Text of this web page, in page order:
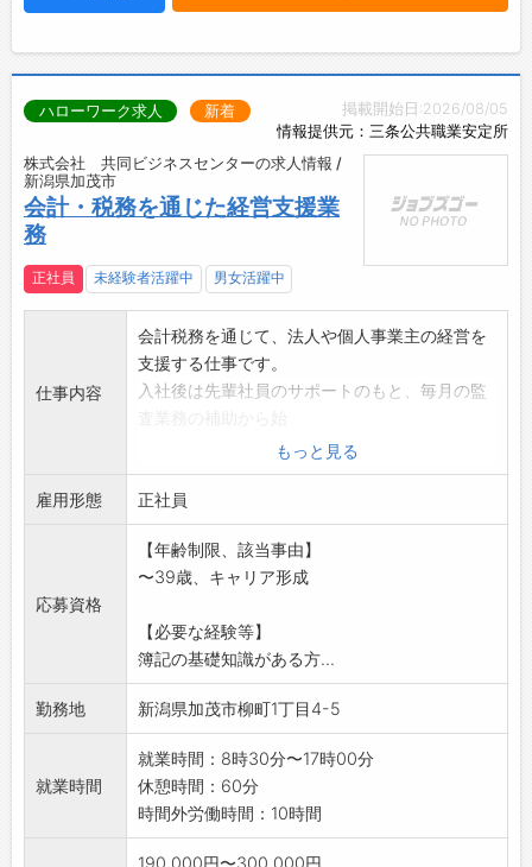
掲載開始日:2026/08/05
情報提供元：三条公共職業安定所
ハローワーク求人 新着
株式会社 共同ビジネスセンターの求人情報 /
新潟県加茂市
会計・税務を通じた経営支援業
務
正社員 未経験者活躍中 男女活躍中
仕事内容
会計税務を通じて、法人や個人事業主の経営を
支援する仕事です。
入社後は先輩社員のサポートのもと、毎月の監
め、会計データの確認や数値の整理を行い、経
営状況を分かりやす
く整理していきます。
業務に慣れてきたら、決算・確定申告業務に加
え、経営者との会話
を大切にしながら、数字の説明や相談対応にも
す。
正確な数値をもとに、経営者と向き合い、安心
して経営判断ができ
るよう支えていく仕事です。
に取り組める環境で
す。 *変更範囲:
会社の定める業務
もっと見る
雇用形態 正社員
応募資格
【年齢制限、該当事由】
〜39歳、キャリア形成
【必要な経験等】
簿記の基礎知識がある方...
勤務地 新潟県加茂市柳町1丁目4-5
就業時間
就業時間：8時30分〜17時00分
休憩時間：60分
時間外労働時間：10時間